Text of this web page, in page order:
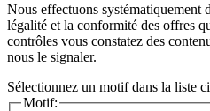
Nous effectuons systématiquement
légalité et la conformité des offres
contrôles vous constatez des
nous le signaler.
Sélectionnez un motif dans la liste
Motif: